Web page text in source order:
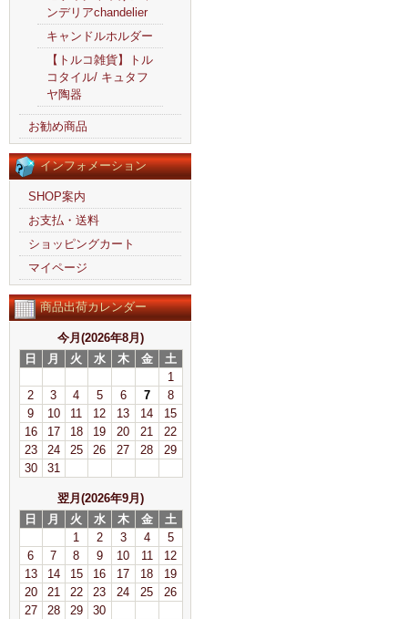
ンデリアchandelier
キャンドルホルダー
【トルコ雑貨】トル
コタイル/ キュタフ
ヤ陶器
お勧め商品
インフォメーション
SHOP案内
お支払・送料
ショッピングカート
マイページ
商品出荷カレンダー
今月(2026年8月)
日
月 火 水 木 金
土
1
2
3 4 5 6 7
8
9
10 11 12 13 14
15
16
17 18 19 20 21
22
23
24 25 26 27 28
29
30
31
翌月(2026年9月)
日
月 火 水 木 金
土
1
2 3 4
5
6
7 8 9 10 11
12
13
14 15 16 17 18
19
20
21 22 23 24 25
26
27
28 29
30